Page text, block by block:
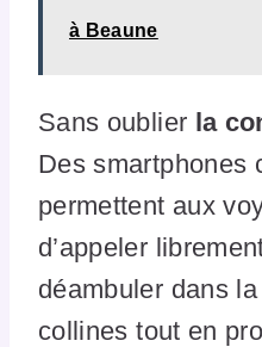
à Beaune
Sans oublier la
Des smartphones
permettent aux
d’appeler
déambuler dans
collines tout en